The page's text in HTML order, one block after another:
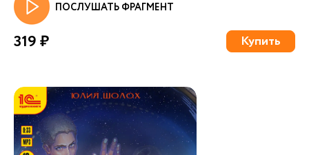
ПОСЛУШАТЬ ФРАГМЕНТ
319 ₽ Купить